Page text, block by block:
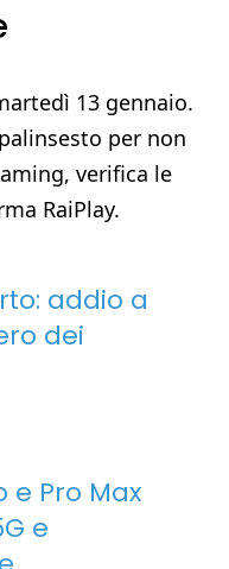
13 gennaio.
per non
verifica le
RaiPlay.
addio a
dei
e Pro Max
e